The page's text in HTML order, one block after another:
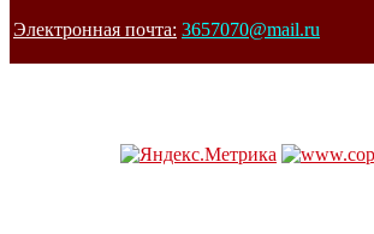
Электронная почта: 3657070@mail.ru